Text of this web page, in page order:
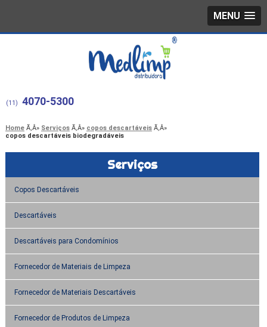
MENU
(11) 4070-5300
Home Serviços
copos descartáveis
copos descartáveis biodegradáveis
Serviços
Copos Descartáveis
Descartáveis
Descartáveis para Condomínios
Fornecedor de Materiais de Limpeza
Fornecedor de Materiais Descartáveis
Fornecedor de Produtos de Limpeza